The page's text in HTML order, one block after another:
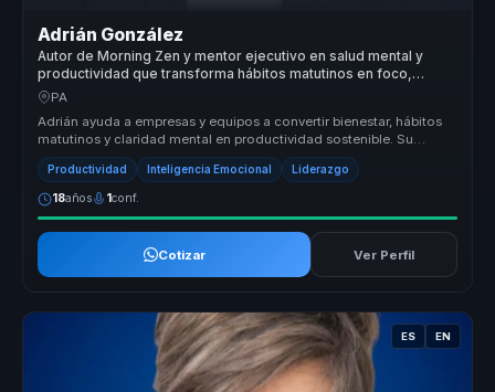
Adrián González
Autor de Morning Zen y mentor ejecutivo en salud mental y
productividad que transforma hábitos matutinos en foco,
energía y rendimiento para líderes y equipos.
PA
Adrián ayuda a empresas y equipos a convertir bienestar, hábitos
matutinos y claridad mental en productividad sostenible. Su
propuesta un...
Productividad Inteligencia Emocional Liderazgo
18años 1conf.
Cotizar Ver Perfil
ES EN